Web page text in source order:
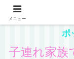
愛知在住の主婦
ポ
子連れ家族
メニュー